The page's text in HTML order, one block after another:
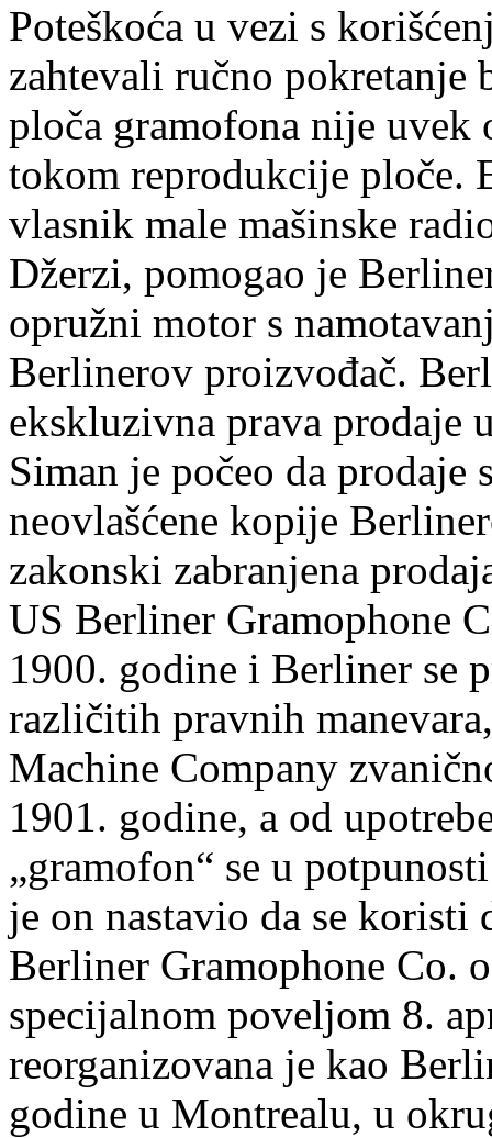
Poteškoća u vezi s
zahtevali ručno pokretanje
ploča gramofona nije uvek
tokom reprodukcije ploče.
vlasnik male mašinske
Džerzi, pomogao je
opružni motor s
Berlinerov proizvođač.
ekskluzivna prava prodaje
Siman je počeo da
neovlašćene kopije
zakonski zabranjena
US Berliner Gramophone
1900. godine i Berliner se
različitih pravnih
Machine Company
1901. godine, a od
„gramofon“ se u
je on nastavio da se koristi
Berliner Gramophone Co.
specijalnom poveljom 8.
reorganizovana je kao
godine u Montrealu, u